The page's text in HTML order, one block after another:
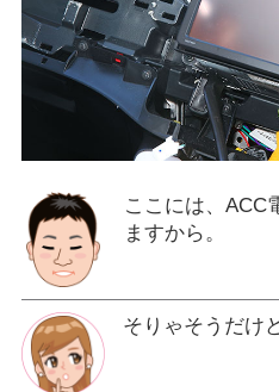
ここには、ACC
ますから。
そりゃそうだけど